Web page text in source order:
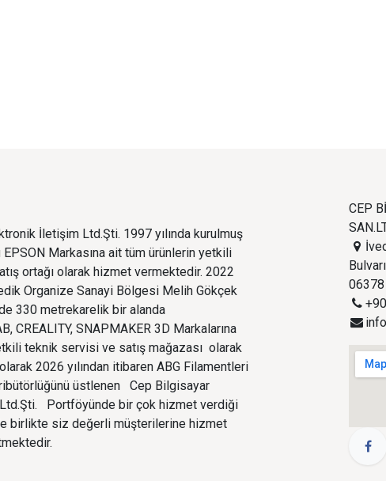
İletişim Ltd.Şti. 1997 yılında kurulmuş
Markasına ait tüm ürünlerin yetkili
ortağı olarak hizmet vermektedir. 2022
Organize Sanayi Bölgesi Melih Gökçek
330 metrekarelik bir alanda
CREALITY, SNAPMAKER 3D Markalarına
teknik servisi ve satış mağazası olarak
2026 yılından itibaren ABG Filamentleri
üstlenen Cep Bilgisayar
Portföyünde bir çok hizmet verdiği
birlikte siz değerli müşterilerine hizmet
CEP
06378